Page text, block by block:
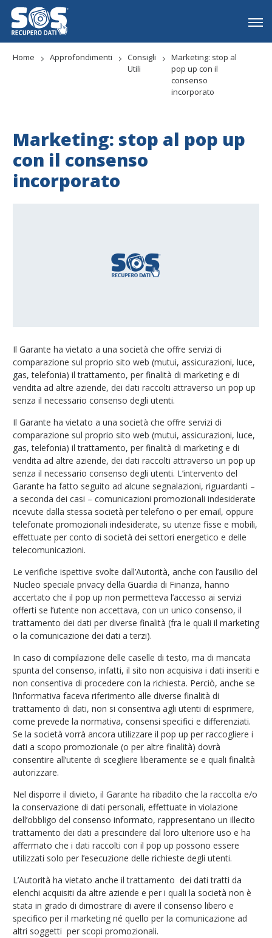
Home Approfondimenti
Consigli
Utili
Marketing: stop al
pop up con il
consenso
incorporato
Marketing: stop al pop up
con il consenso
incorporato
Il Garante ha vietato a una società che offre servizi di
comparazione sul proprio sito web (mutui, assicurazioni, luce,
gas, telefonia) il trattamento, per finalità di marketing e di
vendita ad altre aziende, dei dati raccolti attraverso un pop up
senza il necessario consenso degli utenti.
Il Garante ha vietato a una società che offre servizi di
comparazione sul proprio sito web (mutui, assicurazioni, luce,
gas, telefonia) il trattamento, per finalità di marketing e di
vendita ad altre aziende, dei dati raccolti attraverso un pop up
senza il necessario consenso degli utenti. L’intervento del
Garante ha fatto seguito ad alcune segnalazioni, riguardanti –
a seconda dei casi – comunicazioni promozionali indesiderate
ricevute dalla stessa società per telefono o per email, oppure
telefonate promozionali indesiderate, su utenze fisse e mobili,
effettuate per conto di società dei settori energetico e delle
telecomunicazioni.
Le verifiche ispettive svolte dall’Autorità, anche con l’ausilio del
Nucleo speciale privacy della Guardia di Finanza, hanno
accertato che il pop up non permetteva l’accesso ai servizi
offerti se l’utente non accettava, con un unico consenso, il
trattamento dei dati per diverse finalità (fra le quali il marketing
o la comunicazione dei dati a terzi).
In caso di compilazione delle caselle di testo, ma di mancata
spunta del consenso, infatti, il sito non acquisiva i dati inseriti e
non consentiva di procedere con la richiesta. Perciò, anche se
l’informativa faceva riferimento alle diverse finalità di
trattamento di dati, non si consentiva agli utenti di esprimere,
come prevede la normativa, consensi specifici e differenziati.
Se la società vorrà ancora utilizzare il pop up per raccogliere i
dati a scopo promozionale (o per altre finalità) dovrà
consentire all’utente di scegliere liberamente se e quali finalità
autorizzare.
Nel disporre il divieto, il Garante ha ribadito che la raccolta e/o
la conservazione di dati personali, effettuate in violazione
dell’obbligo del consenso informato, rappresentano un illecito
trattamento dei dati a prescindere dal loro ulteriore uso e ha
affermato che i dati raccolti con il pop up possono essere
utilizzati solo per l’esecuzione delle richieste degli utenti.
L’Autorità ha vietato anche il trattamento dei dati tratti da
elenchi acquisiti da altre aziende e per i quali la società non è
stata in grado di dimostrare di avere il consenso libero e
specifico per il marketing né quello per la comunicazione ad
altri soggetti per scopi promozionali.